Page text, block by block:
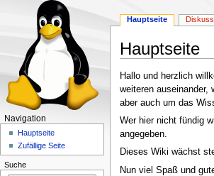
Hauptseite
Zur
Navigation
springen
Zur
Suche
springen
Hallo und herzlich
weiteren auseinander,
aber auch um das
Wer hier nicht fündig
angegeben.
Dieses Wiki wächst
Nun viel Spaß und
N
v
i
Hauptseite
Navigation
Hauptseite
Zufällige Seite
Suche